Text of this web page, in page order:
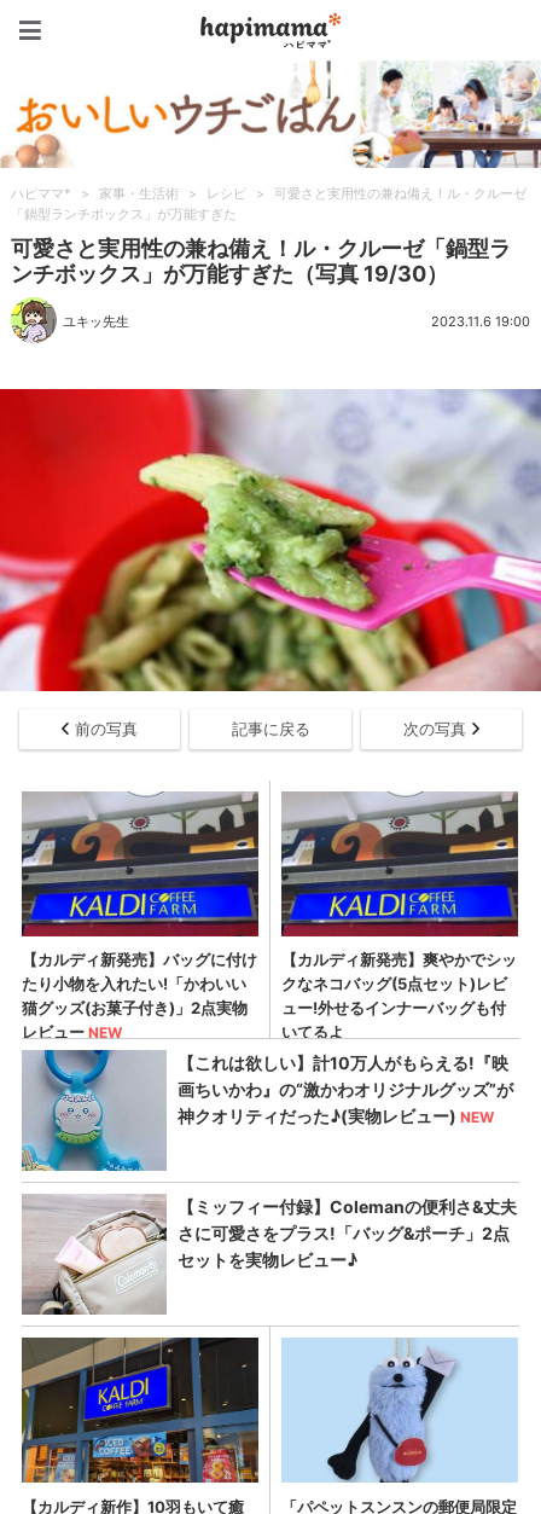
ハピママ* > 家事・生活術 > レシピ >
可愛さと実用性の兼ね備え！ル・クルーゼ
「鍋型ランチボックス」が万能すぎた
可愛さと実用性の兼ね備え！ル・クルーゼ「鍋型ラ
ンチボックス」が万能すぎた（写真 19/30）
ユキッ先生 2023.11.6 19:00
前の写真 記事に戻る 次の写真